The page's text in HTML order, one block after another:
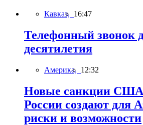
Кавказ, 16:47
Телефонный звонок
десятилетия
Америка, 12:32
Новые санкции США
России создают для
риски и возможности